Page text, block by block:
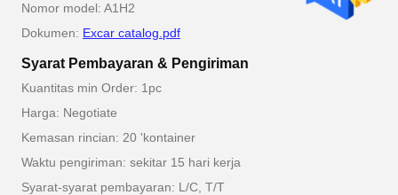
Nomor model: A1H2
Dokumen: Excar catalog.pdf
Syarat Pembayaran & Pengiriman
Kuantitas min Order: 1pc
Harga: Negotiate
Kemasan rincian: 20 'kontainer
Waktu pengiriman: sekitar 15 hari kerja
Syarat-syarat pembayaran: L/C, T/T